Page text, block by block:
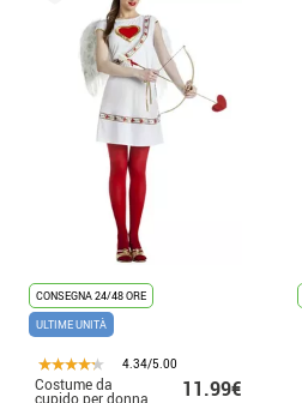
CONSEGNA 24/48 ORE
ULTIME UNITÀ
4.34/5.00
Costume da
cupido per donna 11.99€